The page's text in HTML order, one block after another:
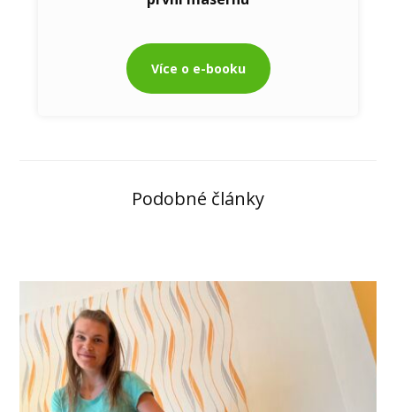
Více o e-booku
Podobné články